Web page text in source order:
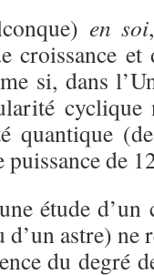
en soi
croissance et
si, dans
cyclique
quantique
de
étude
astre) ne
du degré